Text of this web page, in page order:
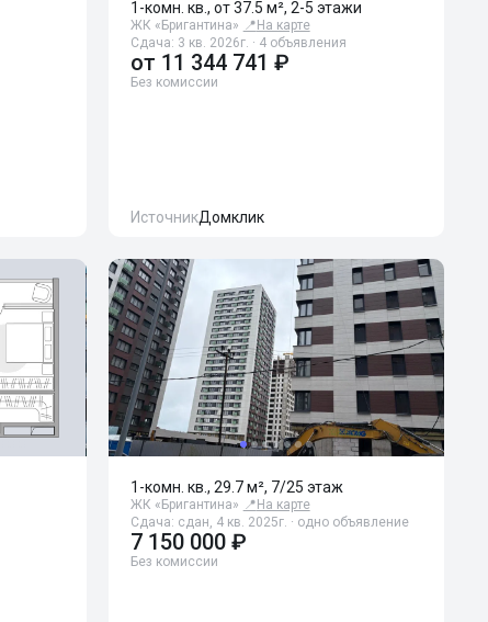
1-комн. кв., от 37.5 м², 2-5 этажи
ЖК «Бригантина» 📍 На карте
Сдача: 3 кв. 2026г. · 4 объявления
от 11 344 741 ₽
Без комиссии
ИсточникДомклик
1-комн. кв., 29.7 м², 7/25 этаж
ЖК «Бригантина» 📍 На карте
Сдача: сдан, 4 кв. 2025г. · одно объявление
7 150 000 ₽
Без комиссии